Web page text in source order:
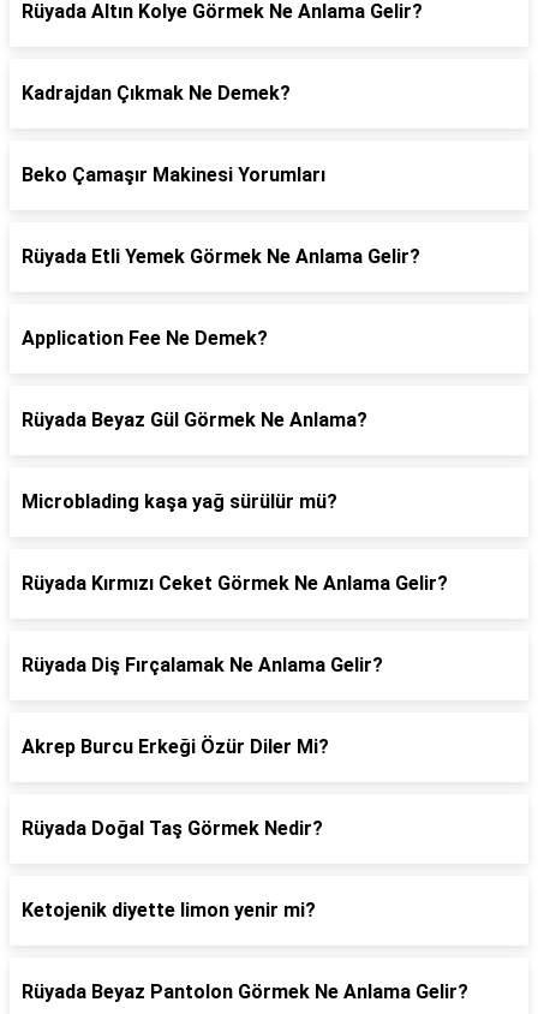
Rüyada Altın Kolye Görmek Ne Anlama Gelir?
Kadrajdan Çıkmak Ne Demek?
Beko Çamaşır Makinesi Yorumları
Rüyada Etli Yemek Görmek Ne Anlama Gelir?
Application Fee Ne Demek?
Rüyada Beyaz Gül Görmek Ne Anlama?
Microblading kaşa yağ sürülür mü?
Rüyada Kırmızı Ceket Görmek Ne Anlama Gelir?
Rüyada Diş Fırçalamak Ne Anlama Gelir?
Akrep Burcu Erkeği Özür Diler Mi?
Rüyada Doğal Taş Görmek Nedir?
Ketojenik diyette limon yenir mi?
Rüyada Beyaz Pantolon Görmek Ne Anlama Gelir?